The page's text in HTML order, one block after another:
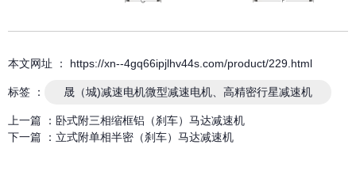
本文网址 ： https://xn--4gq66ipjlhv44s.com/product/229.html
标签 ： 晟（城)减速电机微型减速电机、高精密行星减速机
上一篇 ： 卧式附三相缩框铝（刹车）马达减速机
下一篇 ： 立式附单相半密（刹车）马达减速机